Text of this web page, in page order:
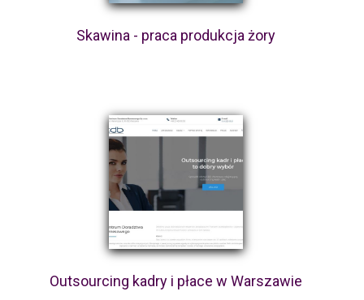
Skawina - praca produkcja żory
Outsourcing kadry i płace w Warszawie